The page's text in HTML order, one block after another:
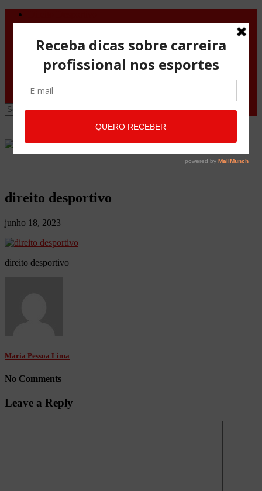
Vistos de viagem
Orientações Gerais
Fale Conosco
Advocacia Maria Pessoa
Advocacia Maria Pessoa Desportivo
direito desportivo
junho 18, 2023
direito desportivo
Maria Pessoa Lima
No Comments
Leave a Reply